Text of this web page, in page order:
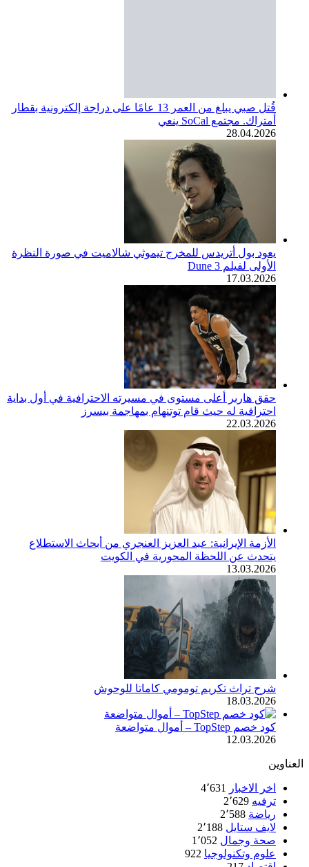
قُتل صبي يبلغ من العمر 13 عامًا على دراجة إلكترونية بقطار
أمتراك. مجتمع SoCal ينعي
28.04.2026
يعود بول أتريدس للمخرج تيموثي شالاميت في صورة النظرة
الأولى لفيلم Dune 3
17.03.2026
حقق هاربر أعلى مستوى في مسيرته الاحترافية في أول بداية
احترافية له حيث قام توتنهام بمهاجمة بيسرز
22.03.2026
الأزمة الإيرانية: عبد العزيز العنجري من أبحاث الاستطلاع
يتحدث عن اللحظة المحورية في الكويت
13.03.2026
شرح تراث تكريم تومومي كاماتا للوحوش
18.03.2026
كود خصم TopStep – أموال متواضعة
12.03.2026
العناوين
اخر الاخبار
4٬631
ترفيه 2٬629
رياضة 2٬588
لايف ستايل 2٬188
صحة وجمال 1٬052
علوم وتكنولوجيا 922